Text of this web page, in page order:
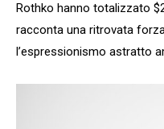
Rothko hanno totalizzato
racconta una ritrovata
l’espressionismo astratto